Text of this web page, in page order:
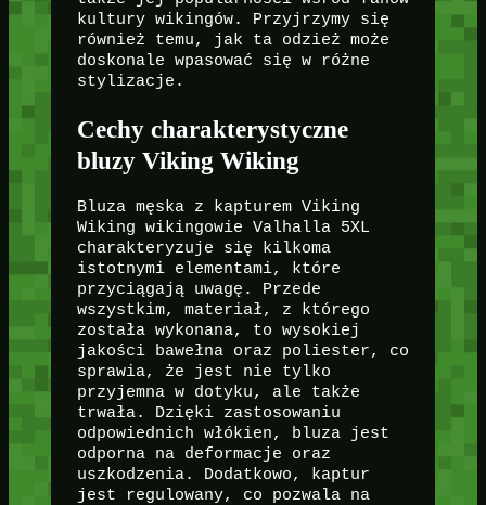
kultury wikingów. Przyjrzymy się
również temu, jak ta odzież może
doskonale wpasować się w różne
stylizacje.
Cechy charakterystyczne
bluzy Viking Wiking
Bluza męska z kapturem Viking
Wiking wikingowie Valhalla 5XL
charakteryzuje się kilkoma
istotnymi elementami, które
przyciągają uwagę. Przede
wszystkim, materiał, z którego
została wykonana, to wysokiej
jakości bawełna oraz poliester, co
sprawia, że jest nie tylko
przyjemna w dotyku, ale także
trwała. Dzięki zastosowaniu
odpowiednich włókien, bluza jest
odporna na deformacje oraz
uszkodzenia. Dodatkowo, kaptur
jest regulowany, co pozwala na